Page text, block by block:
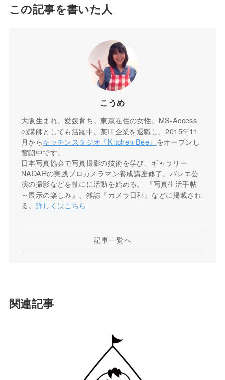
この記事を書いた人
こうめ
大阪生まれ。愛媛育ち。東京在住の女性。MS-Access
の講師としても活躍中。某IT企業を退職し、2015年11
月からキッチンスタジオ『Kitchen Bee』 をオープンし
奮闘中です。
日本写真協会で写真撮影の技術を学び、ギャラリー
NADARの実践プロカメラマン養成講座修了。バレエ公
演の撮影などを軸にに活動を始める。 『写真生活手帖
～展示の楽しみ』、雑誌『カメラ日和』などに掲載され
る。 詳しくはこちら
記事一覧へ
関連記事